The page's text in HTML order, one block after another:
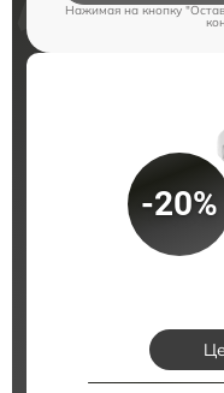
Нажимая на кнопку
-20%